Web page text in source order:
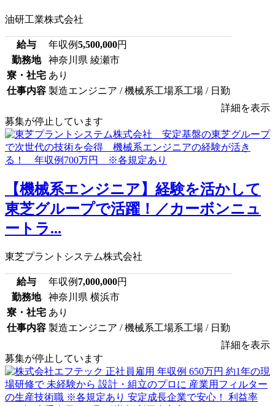
油研工業株式会社
給与 年収例5,500,000円
勤務地
神奈川県 綾瀬市
寮・社宅 あり
仕事内容 製造エンジニア / 機械系工場系工場 / 日勤
詳細を表示
募集が停止しています
【機械系エンジニア】経験を活かして
東芝グループで活躍！／カーボンニュ
ートラ...
東芝プラントシステム株式会社
給与 年収例 7,000,000円
勤務地
神奈川県 横浜市
寮・社宅 あり
仕事内容 製造エンジニア / 機械系工場系工場 / 日勤
詳細を表示
募集が停止しています